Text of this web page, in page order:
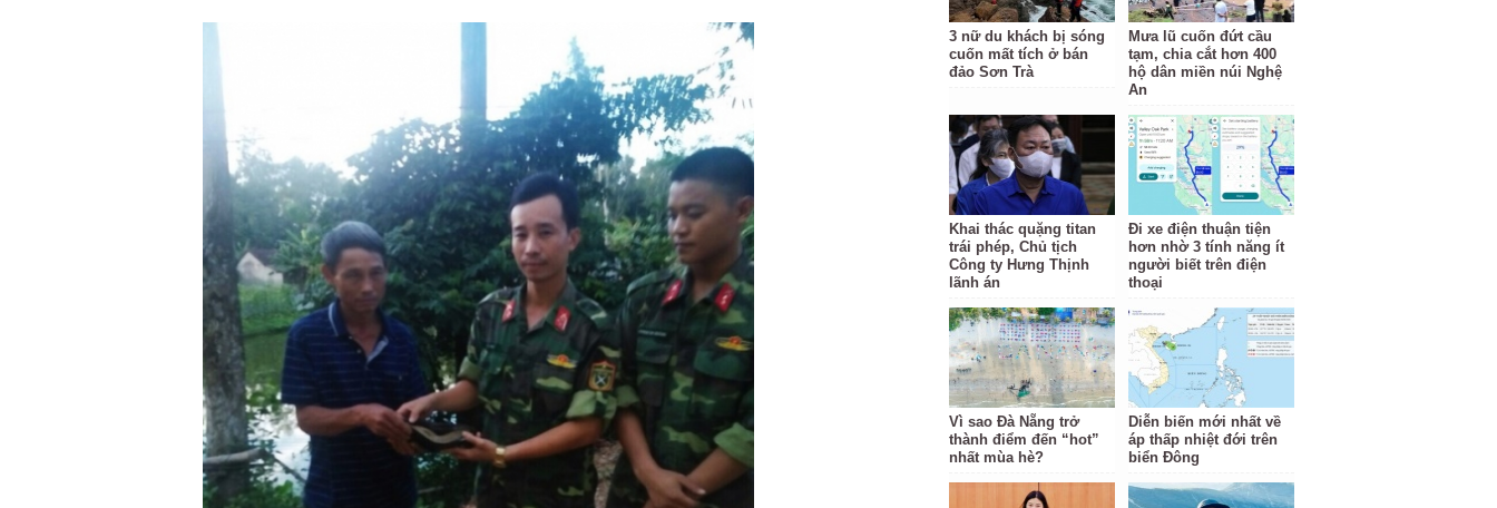
3 nữ du khách bị sóng
cuốn mất tích ở bán
đảo Sơn Trà
Mưa lũ cuốn đứt cầu
tạm, chia cắt hơn 400
hộ dân miền núi Nghệ
An
Khai thác quặng titan
trái phép, Chủ tịch
Công ty Hưng Thịnh
lãnh án
Đi xe điện thuận tiện
hơn nhờ 3 tính năng ít
người biết trên điện
thoại
Vì sao Đà Nẵng trở
thành điểm đến “hot”
nhất mùa hè?
Diễn biến mới nhất về
áp thấp nhiệt đới trên
biển Đông